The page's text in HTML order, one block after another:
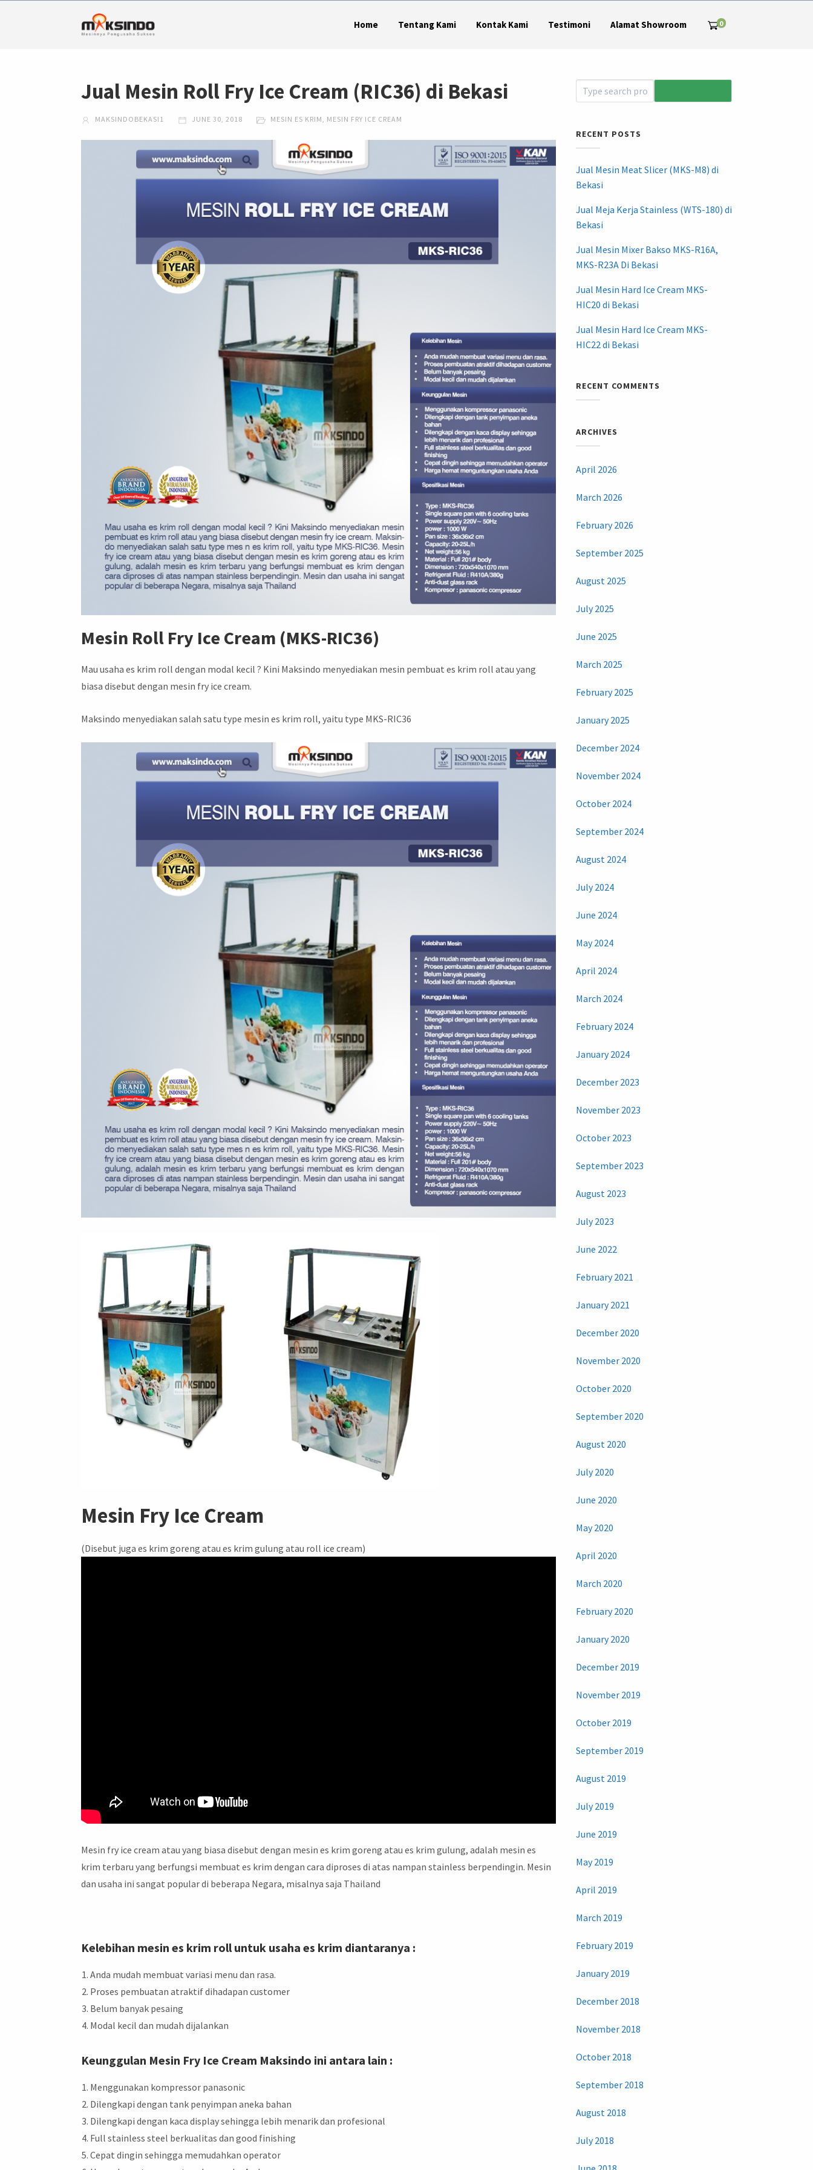
Home Tentang Kami Kontak Kami Testimoni Alamat Showroom 0
Jual Mesin Roll Fry Ice Cream (RIC36) di Bekasi
MAKSINDOBEKASI1 JUNE 30, 2018 MESIN ES KRIM, MESIN FRY ICE CREAM
Mesin Roll Fry Ice Cream (MKS-RIC36)
Mau usaha es krim roll dengan modal kecil ? Kini Maksindo menyediakan mesin pembuat es krim roll atau yang
biasa disebut dengan mesin fry ice cream.
Maksindo menyediakan salah satu type mesin es krim roll, yaitu type MKS-RIC36
Mesin Fry Ice Cream
(Disebut juga es krim goreng atau es krim gulung atau roll ice cream)
Mesin fry ice cream atau yang biasa disebut dengan mesin es krim goreng atau es krim gulung, adalah mesin es
krim terbaru yang berfungsi membuat es krim dengan cara diproses di atas nampan stainless berpendingin. Mesin
dan usaha ini sangat popular di beberapa Negara, misalnya saja Thailand
Kelebihan mesin es krim roll untuk usaha es krim diantaranya :
Anda mudah membuat variasi menu dan rasa.
Proses pembuatan atraktif dihadapan customer
Belum banyak pesaing
Modal kecil dan mudah dijalankan
Keunggulan Mesin Fry Ice Cream Maksindo ini antara lain :
Menggunakan kompressor panasonic
Dilengkapi dengan tank penyimpan aneka bahan
Dilengkapi dengan kaca display sehingga lebih menarik dan profesional
Full stainless steel berkualitas dan good finishing
Cepat dingin sehingga memudahkan operator
RECENT POSTS
Jual Mesin Meat Slicer (MKS-M8) di
Bekasi
Jual Meja Kerja Stainless (WTS-180) di
Bekasi
Jual Mesin Mixer Bakso MKS-R16A,
MKS-R23A Di Bekasi
Jual Mesin Hard Ice Cream MKS-
HIC20 di Bekasi
Jual Mesin Hard Ice Cream MKS-
HIC22 di Bekasi
RECENT COMMENTS
ARCHIVES
April 2026
March 2026
February 2026
September 2025
August 2025
July 2025
June 2025
March 2025
February 2025
January 2025
December 2024
November 2024
October 2024
September 2024
August 2024
July 2024
June 2024
May 2024
April 2024
March 2024
February 2024
January 2024
December 2023
November 2023
October 2023
September 2023
August 2023
July 2023
June 2022
February 2021
January 2021
December 2020
November 2020
October 2020
September 2020
August 2020
July 2020
June 2020
May 2020
April 2020
March 2020
February 2020
January 2020
December 2019
November 2019
October 2019
September 2019
August 2019
July 2019
June 2019
May 2019
April 2019
March 2019
February 2019
January 2019
December 2018
November 2018
October 2018
September 2018
August 2018
July 2018